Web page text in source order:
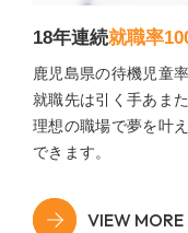
18年連続就職率
鹿児島県の待機児童
就職先は引く手あまた
理想の職場で夢を叶
できます。
VIEW MORE